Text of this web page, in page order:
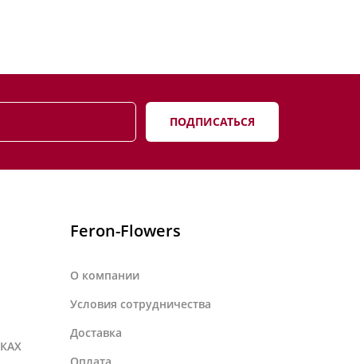
ПОДПИСАТЬСЯ
Feron-Flowers
О компании
Условия сотрудничества
Доставка
Оплата